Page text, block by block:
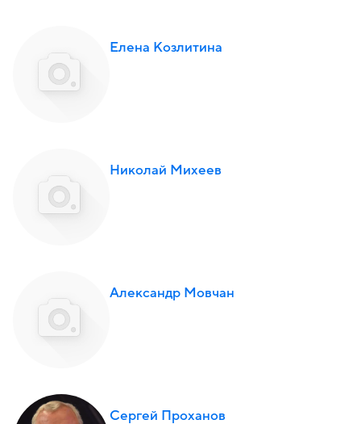
Елена Козлитина
Николай Михеев
Александр Мовчан
Сергей Проханов